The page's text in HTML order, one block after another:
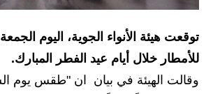
الاخبار
الاخبار
الاخبار
توقعت هيئة الأنواء الجوية، اليوم
للأمطار خلال أيام عيد الفطر المبارك.
وقالت الهيئة في بيان ان "طقس يوم